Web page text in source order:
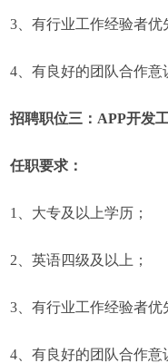
3、有行业工作经验者优
4、有良好的团队合作意
招聘职位三：APP开发
任职要求：
1、大专及以上学历；
2、英语四级及以上；
3、有行业工作经验者优
4、有良好的团队合作意